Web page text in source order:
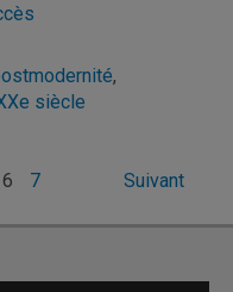
,
siècle
6 7 Suivant